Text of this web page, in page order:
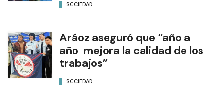
SOCIEDAD
Aráoz aseguró que “año a
año mejora la calidad de los
trabajos”
SOCIEDAD